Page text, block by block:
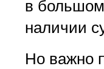
в
наличии
Но важно